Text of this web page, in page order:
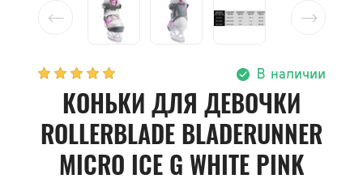
В наличии
КОНЬКИ ДЛЯ ДЕВОЧКИ
ROLLERBLADE BLADERUNNER
MICRO ICE G WHITE PINK